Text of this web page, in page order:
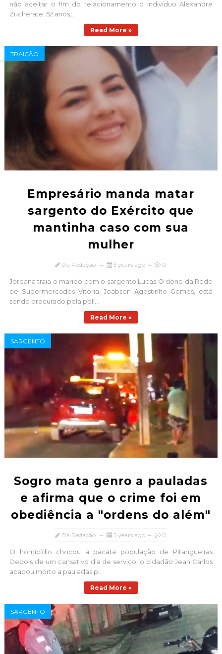
não aceitar o fim do relacionamento o indivíduo Alexandre
Zucherate, 52 anos,...
Read More »
TRAIÇÃO
Empresário manda matar
sargento do Exército que
mantinha caso com sua
mulher
Da Redação 5 years ago 0
Jordana traia o marido com o sargento Lucas O dono da Rede
de Supermercados Vitória, Joabson Agostinho Gomes, está
sendo procurado pela polí...
Read More »
SARGENTO
Sogro mata genro a pauladas
e afirma que o crime foi em
obediência a "ordens do além"
Da Redação 5 years ago 0
O homicídio chocou a pacata população de Pitangueiras
Depois de um cansativo dia de serviço, o cidadão Jean Carlos
acabou morto a pauladas p...
Read More »
SARGENTO